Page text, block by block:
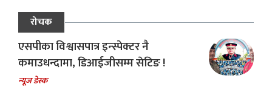
रोचक
एसपीका विश्वासपात्र इन्स्पेक्टर नै
कमाउधन्दामा, डिआईजीसम्म सेटिङ !
न्यूज डेस्क